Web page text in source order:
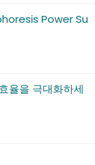
Power Su
율을 극대화하세